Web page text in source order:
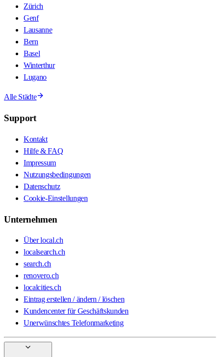
Zürich
Genf
Lausanne
Bern
Basel
Winterthur
Lugano
Alle Städte
Support
Kontakt
Hilfe & FAQ
Impressum
Nutzungsbedingungen
Datenschutz
Cookie-Einstellungen
Unternehmen
Über local.ch
localsearch.ch
search.ch
renovero.ch
localcities.ch
Eintrag erstellen / ändern / löschen
Kundencenter für Geschäftskunden
Unerwünschtes Telefonmarketing